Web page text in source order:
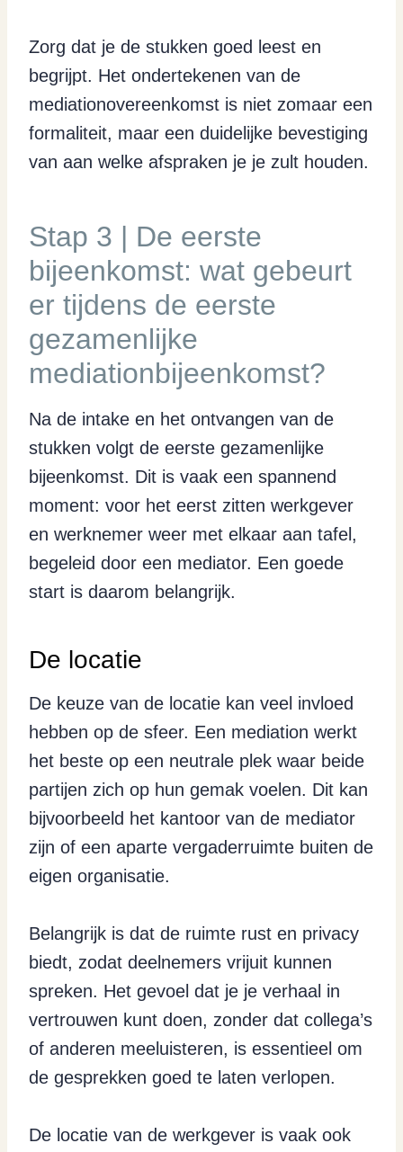
Zorg dat je de stukken goed leest en
begrijpt. Het ondertekenen van de
mediationovereenkomst is niet zomaar een
formaliteit, maar een duidelijke bevestiging
van aan welke afspraken je je zult houden.
Stap 3 | De eerste
bijeenkomst: wat gebeurt
er tijdens de eerste
gezamenlijke
mediationbijeenkomst?
Na de intake en het ontvangen van de
stukken volgt de eerste gezamenlijke
bijeenkomst. Dit is vaak een spannend
moment: voor het eerst zitten werkgever
en werknemer weer met elkaar aan tafel,
begeleid door een mediator. Een goede
start is daarom belangrijk.
De locatie
De keuze van de locatie kan veel invloed
hebben op de sfeer. Een mediation werkt
het beste op een neutrale plek waar beide
partijen zich op hun gemak voelen. Dit kan
bijvoorbeeld het kantoor van de mediator
zijn of een aparte vergaderruimte buiten de
eigen organisatie.
Belangrijk is dat de ruimte rust en privacy
biedt, zodat deelnemers vrijuit kunnen
spreken. Het gevoel dat je je verhaal in
vertrouwen kunt doen, zonder dat collega’s
of anderen meeluisteren, is essentieel om
de gesprekken goed te laten verlopen.
De locatie van de werkgever is vaak ook